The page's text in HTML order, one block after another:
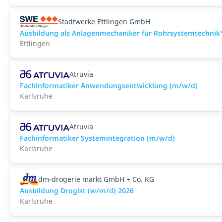
Stadtwerke Ettlingen GmbH
Ausbildung als Anlagenmechaniker für
Ettlingen
Atruvia
Fachinformatiker Anwendungsentwicklung (m/w/d)
Karlsruhe
Atruvia
Fachinformatiker Systemintegration (m/w/d)
Karlsruhe
dm-drogerie markt GmbH + Co. KG
Ausbildung Drogist (w/m/d) 2026
Karlsruhe